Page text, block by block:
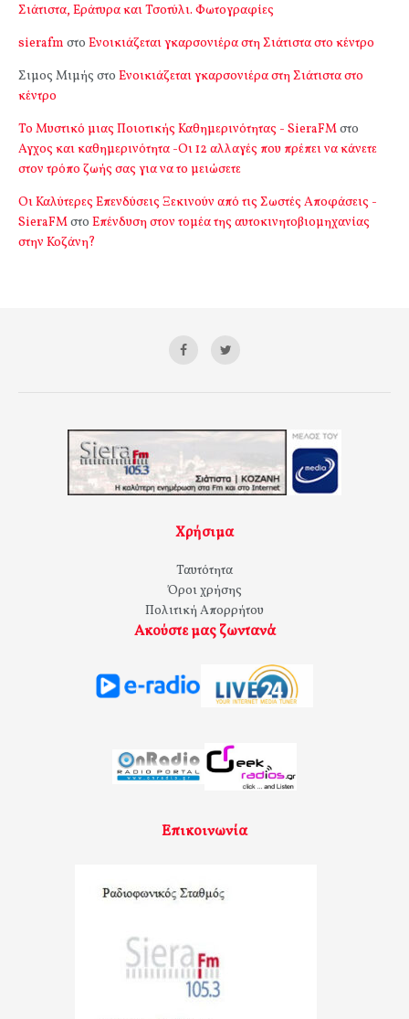
Σιάτιστα, Εράτυρα και Τσοτύλι. Φωτογραφίες
sierafm στο Ενοικιάζεται γκαρσονιέρα στη Σιάτιστα στο κέντρο
Σιμος Μιμής στο Ενοικιάζεται γκαρσονιέρα στη Σιάτιστα στο
κέντρο
Το Μυστικό μιας Ποιοτικής Καθημερινότητας - SieraFMστο
Αγχος και καθημερινότητα -Οι 12 αλλαγές που πρέπει να κάνετε
στον τρόπο ζωής σας για να το μειώσετε
Οι Καλύτερες Επενδύσεις Ξεκινούν από τις Σωστές Αποφάσεις -
SieraFMστο Επένδυση στον τομέα της αυτοκινητοβιομηχανίας
στην Κοζάνη?
Χρήσιμα
Ταυτότητα
Όροι χρήσης
Πολιτική Απορρήτου
Ακούστε μας ζωντανά
Επικοινωνία